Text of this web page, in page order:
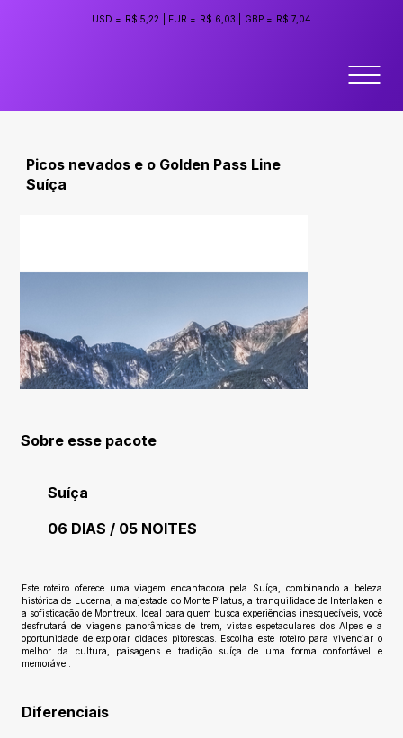
USD = R$ 5,22 EUR = R$ 6,03 GBP = R$ 7,04
Picos nevados e o Golden Pass Line
Suíça
Sobre esse pacote
Suíça
06 DIAS / 05 NOITES
Este roteiro oferece uma viagem encantadora pela Suíça, combinando a beleza
histórica de Lucerna, a majestade do Monte Pilatus, a tranquilidade de Interlaken e
a sofisticação de Montreux. Ideal para quem busca experiências inesquecíveis, você
desfrutará de viagens panorâmicas de trem, vistas espetaculares dos Alpes e a
oportunidade de explorar cidades pitorescas. Escolha este roteiro para vivenciar o
melhor da cultura, paisagens e tradição suíça de uma forma confortável e
memorável.
Diferenciais